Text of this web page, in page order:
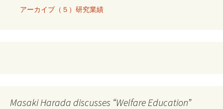
アーカイブ（５）研究業績
Masaki Harada discusses “Welfare Education”